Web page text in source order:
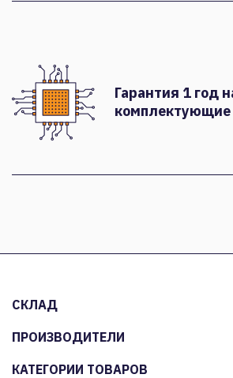
Гарантия 1 год
комплектующие
СКЛАД
ПРОИЗВОДИТЕЛИ
КАТЕГОРИИ ТОВАРОВ